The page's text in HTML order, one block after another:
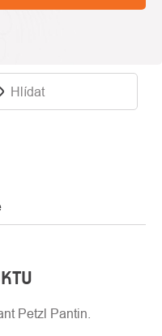
Hlídat
Petzl Pantin.